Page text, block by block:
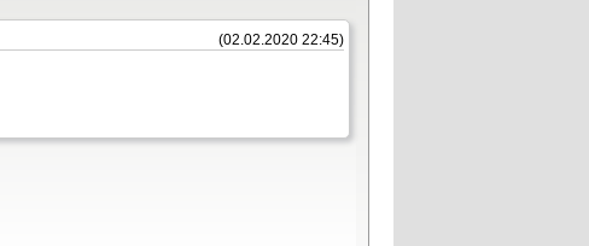
(02.02.2020 22:45)